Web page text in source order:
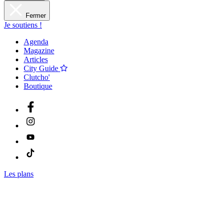
Fermer
Je soutiens !
Agenda
Magazine
Articles
City Guide
Clutcho'
Boutique
Les plans